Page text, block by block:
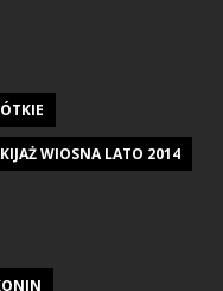
WIOSNA LATO 2014